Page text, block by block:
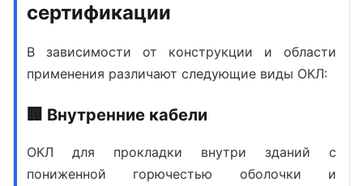
сертификации
В зависимости от конструкции и области
применения различают следующие виды ОКЛ:
🏢 Внутренние кабели
ОКЛ для прокладки внутри зданий с
пониженной горючестью оболочки и